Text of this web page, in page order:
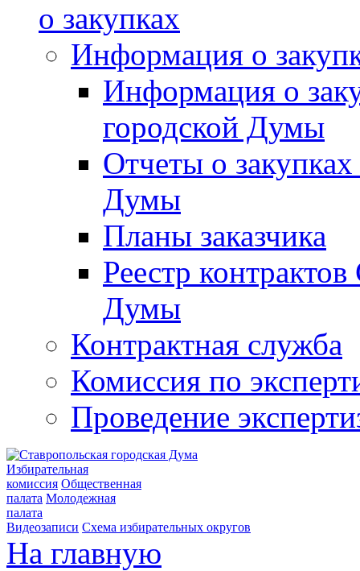
о закупках
Информация о
Информация о
городской Думы
Отчеты о
Думы
Планы заказчика
Реестр
Думы
Контрактная служба
Комиссия по
Проведение
Избирательная
комиссия Общественная
палата Молодежная
палата
Видеозаписи Схема избирательных округов
На главную